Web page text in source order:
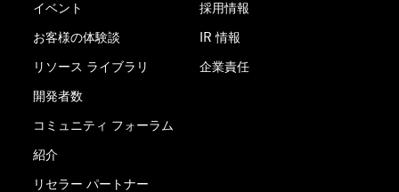
イベント
お客様の体験談
リソース ライブラリ
開発者数
コミュニティ フォーラム
紹介
リセラー パートナー
採用情報
IR 情報
企業責任